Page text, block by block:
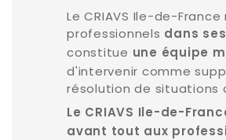
Le CRIAVS Ile-de-
professionnels dans
constitue une équipe
d'intervenir comme
résolution de situations
Le CRIAVS Ile-de-
avant tout aux